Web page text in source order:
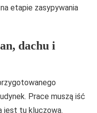
etapie zasypywania
dachu i
Prace muszą iść
jest tu kluczowa.